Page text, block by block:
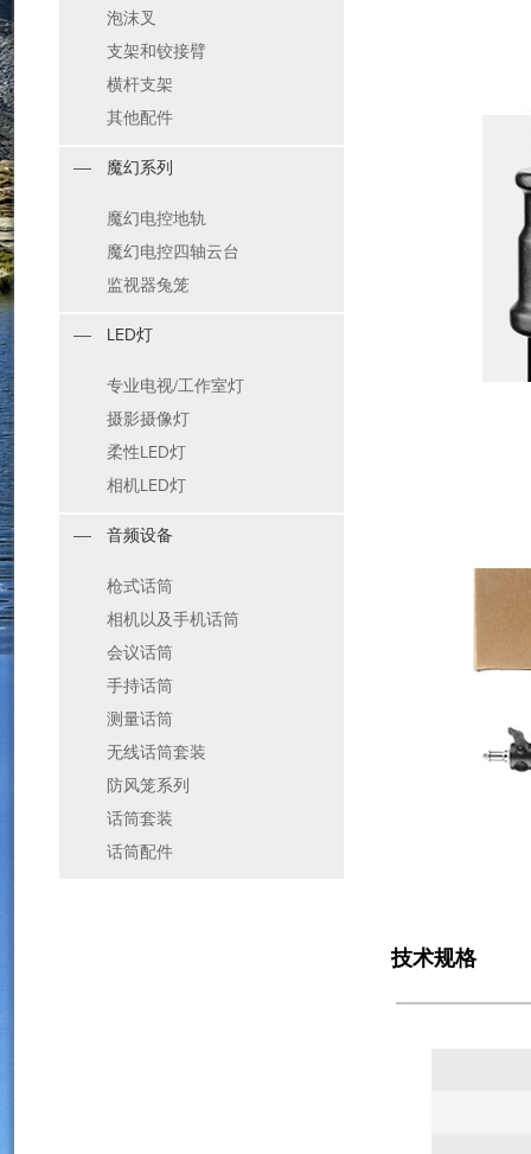
泡沫叉
支架和铰接臂
横杆支架
其他配件
魔幻系列
魔幻电控地轨
魔幻电控四轴云台
监视器兔笼
LED灯
专业电视/工作室灯
摄影摄像灯
柔性LED灯
相机LED灯
音频设备
枪式话筒
相机以及手机话筒
会议话筒
手持话筒
测量话筒
无线话筒套装
防风笼系列
话筒套装
话筒配件
技术规格